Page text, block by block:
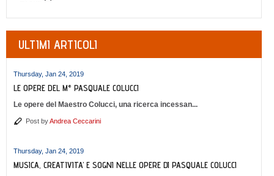
ULTIMI ARTICOLI
Thursday, Jan 24, 2019
LE OPERE DEL M° PASQUALE COLUCCI
Le opere del Maestro Colucci, una ricerca incessan...
Post byAndrea Ceccarini
Thursday, Jan 24, 2019
MUSICA, CREATIVITA’ E SOGNI NELLE OPERE DI PASQUALE COLUCCI